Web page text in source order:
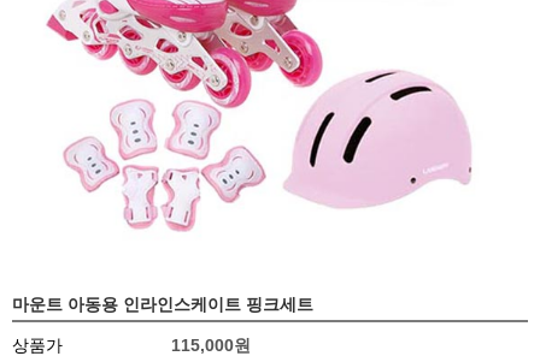
마운트 아동용 인라인스케이트 핑크세트
상품가 115,000원